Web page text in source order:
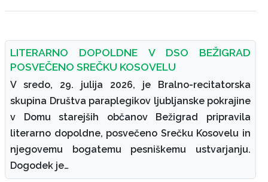
LITERARNO DOPOLDNE V DSO BEŽIGRAD
POSVEČENO SREČKU KOSOVELU
V sredo, 29. julija 2026, je Bralno-recitatorska
skupina Društva paraplegikov ljubljanske pokrajine
v Domu starejših občanov Bežigrad pripravila
literarno dopoldne, posvečeno Srečku Kosovelu in
njegovemu bogatemu pesniškemu ustvarjanju.
Dogodek je…